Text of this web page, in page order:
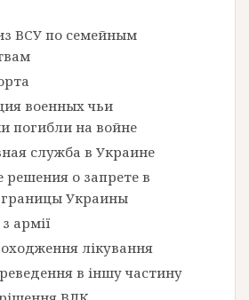
ВСУ по семейным
военных чьи
погибли на войне
служба в Украине
решения о запрете в
границы Украины
армії
лікування
в іншу частину